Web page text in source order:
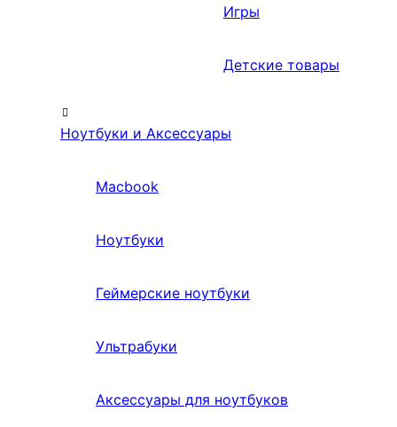
Игры
Детские товары
Ноутбуки и Аксессуары
Macbook
Ноутбуки
Геймерские ноутбуки
Ультрабуки
Аксессуары для ноутбуков